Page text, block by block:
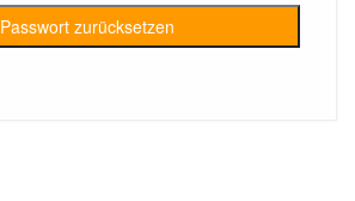
Passwort zurücksetzen